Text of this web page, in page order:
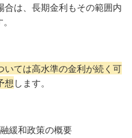
は、長期金利もその範囲内
いては高水準の金利が続く可
想します。
緩和政策の概要